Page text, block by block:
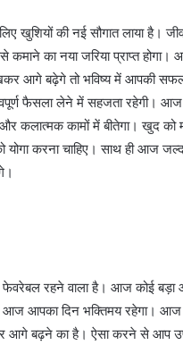
खुशियों की नई सौगात लाया है।
का नया जरिया प्राप्त
आगे बढ़ेगे तो भविष्य में आपकी
फैसला लेने में सहजता रहेगी। आज
कलात्मक कामों में बीतेगा। खुद को
करना चाहिए। साथ ही आज
रहने वाला है। आज कोई
आपका दिन भक्तिमय रहेगा।
आगे बढ़ने का है। ऐसा करने से आप